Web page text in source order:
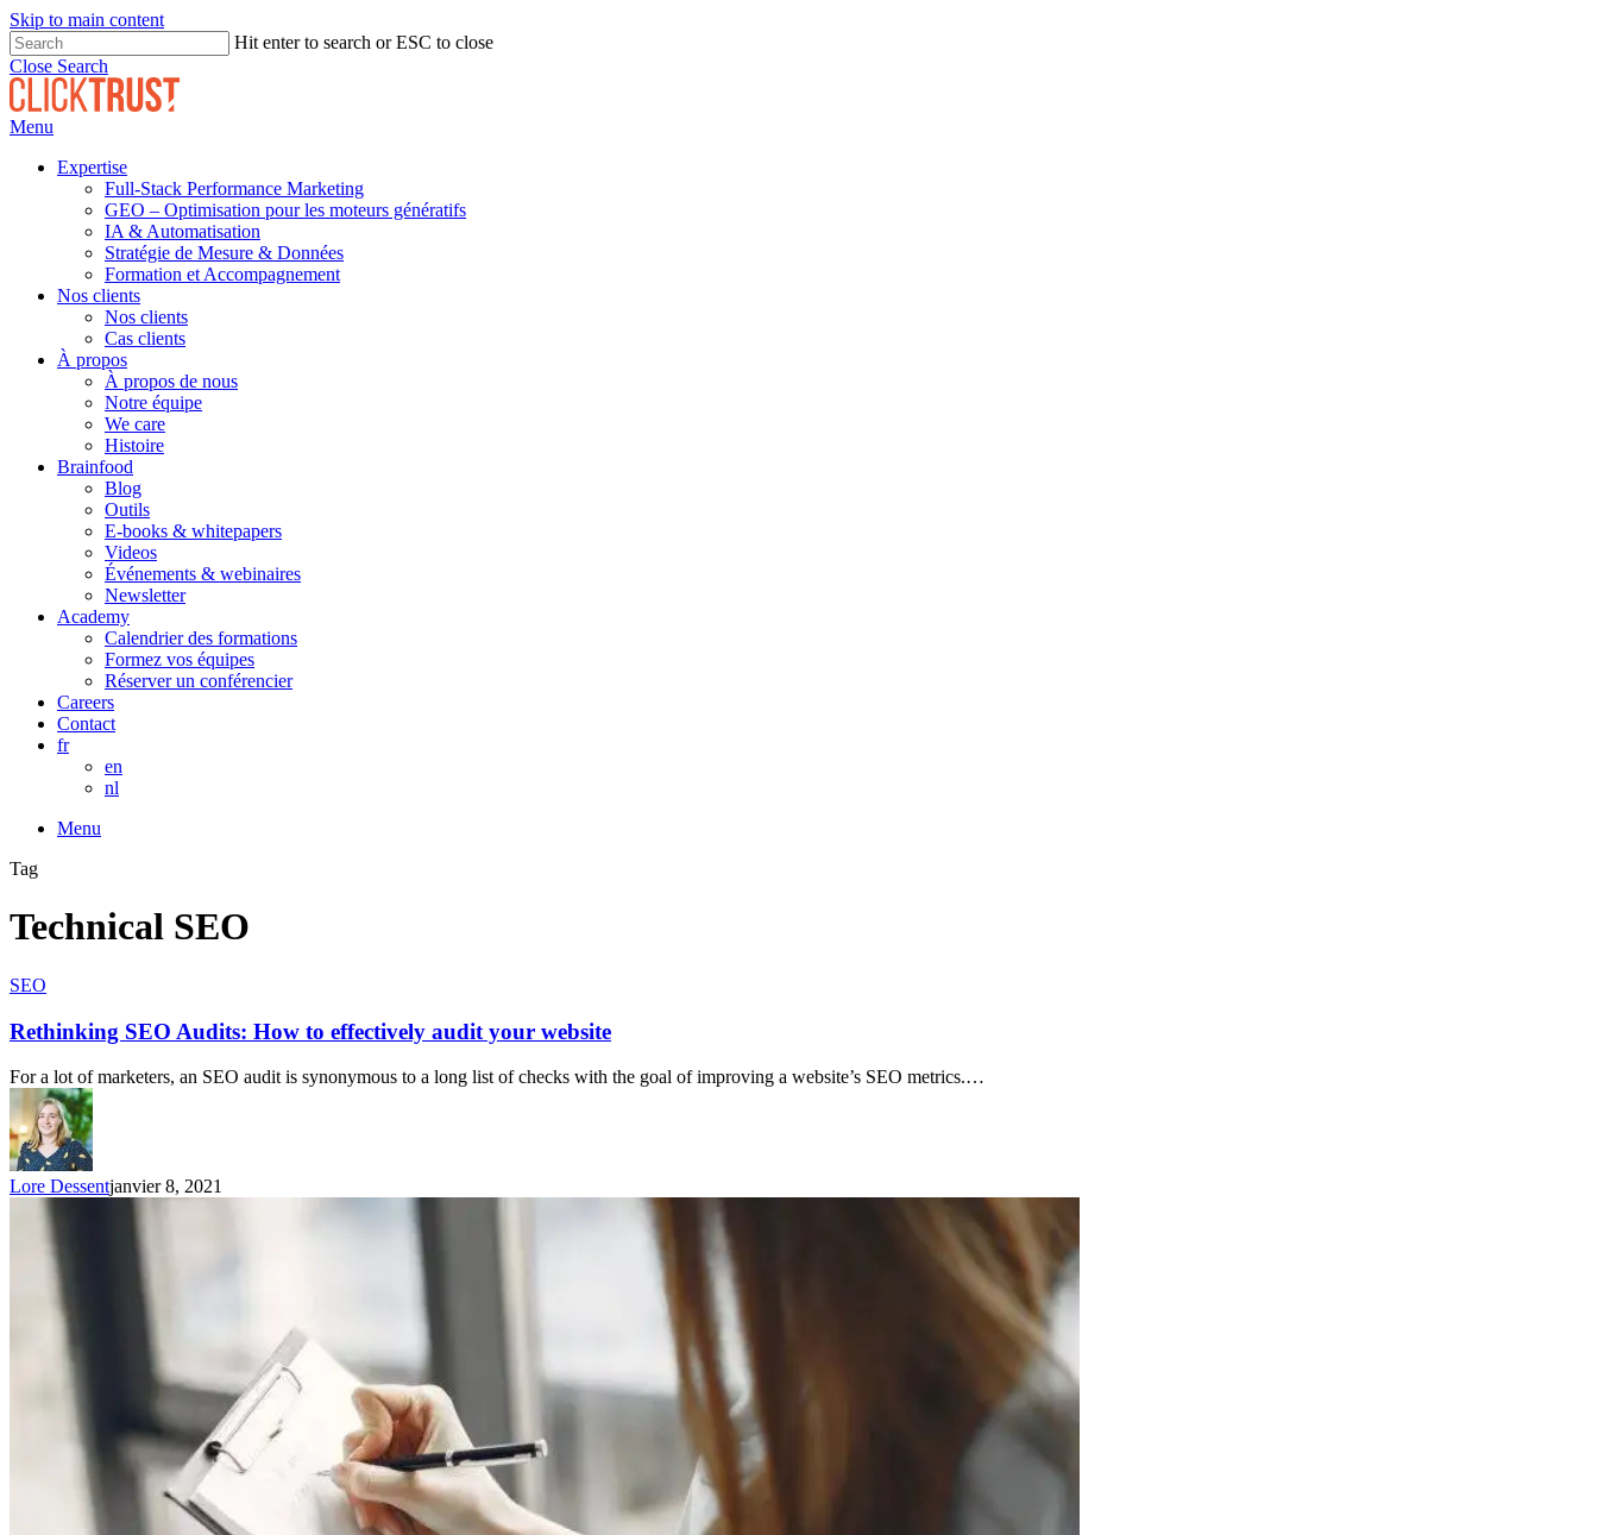
Skip to main content
Hit enter to search or ESC to close
Close Search
Menu
Expertise
Full-Stack Performance Marketing
GEO – Optimisation pour les moteurs génératifs
IA & Automatisation
Stratégie de Mesure & Données
Formation et Accompagnement
Nos clients
Nos clients
Cas clients
À propos
À propos de nous
Notre équipe
We care
Histoire
Brainfood
Blog
Outils
E-books & whitepapers
Videos
Événements & webinaires
Newsletter
Academy
Calendrier des formations
Formez vos équipes
Réserver un conférencier
Careers
Contact
fr
en
nl
Menu
Tag
Technical SEO
SEO
Rethinking SEO Audits: How to effectively audit your website
For a lot of marketers, an SEO audit is synonymous to a long list of checks with the goal of improving a website’s SEO metrics.…
Lore Dessentjanvier 8, 2021